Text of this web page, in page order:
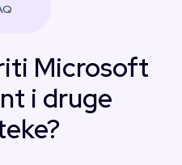
Microsoft
i druge